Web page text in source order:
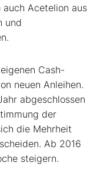
Acetelion aus
und
Cash-
neuen Anleihen.
abgeschlossen
der
die Mehrheit
Ab 2016
steigern.